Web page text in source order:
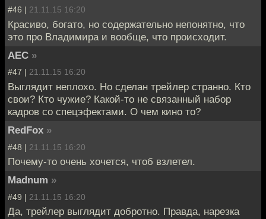
#46 | 21.11.15 16:20
Красиво, богато, но содержательно непонятно, что
это про Владимира и вообще, что происходит.
АЕС »
#47 | 21.11.15 16:20
Выглядит неплохо. Но сделан трейлер странно. Кто
свои? Кто чужие? Какой-то не связанный набор
кадров со спецэфектами. О чем кино то?
RedFox »
#48 | 21.11.15 16:20
Почему-то очень хочется, чтоб взлетел.
Madnum »
#49 | 21.11.15 16:20
Да, трейлер выглядит добротно. Правда, нарезка